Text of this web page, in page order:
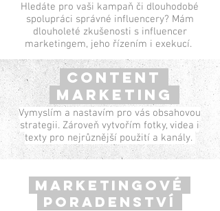
Hledáte pro vaši kampaň či dlouhodobé
spolupráci správné influencery? Mám
dlouholeté zkušenosti s influencer
marketingem, jeho řízením i exekucí.
Vymyslím a nastavím pro vás obsahovou
strategii. Zároveň vytvořím fotky, videa i
texty pro nejrůznější použití a kanály.
CONTENT
MARKETING
MARKETINGOVÉ
PORADENSTVÍ